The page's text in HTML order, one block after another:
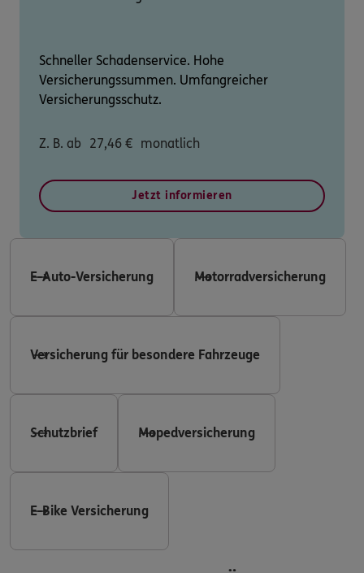
Schneller Schadenservice. Hohe
Versicherungssummen. Umfangreicher
Versicherungsschutz.
Z. B. ab 27,46 € monatlich
Jetzt informieren
E-Auto-Versicherung Motorradversicherung
Versicherung für besondere Fahrzeuge
Schutzbrief Mopedversicherung
E-Bike Versicherung